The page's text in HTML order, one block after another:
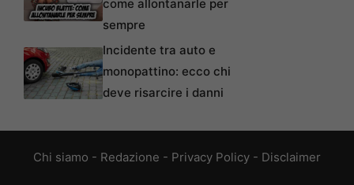
come allontanarle per
sempre
Incidente tra auto e
monopattino: ecco chi
deve risarcire i danni
Chi siamo - Redazione - Privacy Policy - Disclaimer